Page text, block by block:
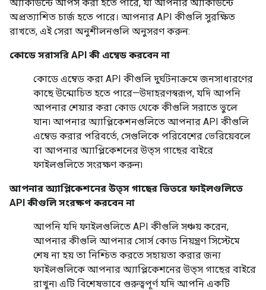
অ্যাকাউন্টে আপস করা হতে পারে, যা আপনার অ্যাকাউন্টে
অপ্রত্যাশিত চার্জ হতে পারে। আপনার API কীগুলি সুরক্ষিত
রাখতে, এই সেরা অনুশীলনগুলি অনুসরণ করুন:
কোডে সরাসরি API কী এম্বেড করবেন না
কোডে এম্বেড করা API কীগুলি দুর্ঘটনাক্রমে জনসাধারণের
কাছে উন্মোচিত হতে পারে—উদাহরণস্বরূপ, যদি আপনি
আপনার শেয়ার করা কোড থেকে কীগুলি সরাতে ভুলে
যান৷ আপনার অ্যাপ্লিকেশনগুলিতে আপনার API কীগুলি
এম্বেড করার পরিবর্তে, সেগুলিকে পরিবেশের ভেরিয়েবলে
বা আপনার অ্যাপ্লিকেশনের উত্স গাছের বাইরে
ফাইলগুলিতে সংরক্ষণ করুন৷
আপনার অ্যাপ্লিকেশনের উত্স গাছের ভিতরে ফাইলগুলিতে
API কীগুলি সংরক্ষণ করবেন না
আপনি যদি ফাইলগুলিতে API কীগুলি সঞ্চয় করেন,
আপনার কীগুলি আপনার সোর্স কোড নিয়ন্ত্রণ সিস্টেমে
শেষ না হয় তা নিশ্চিত করতে সহায়তা করার জন্য
ফাইলগুলিকে আপনার অ্যাপ্লিকেশনের উত্স গাছের বাইরে
রাখুন৷ এটি বিশেষভাবে গুরুত্বপূর্ণ যদি আপনি একটি